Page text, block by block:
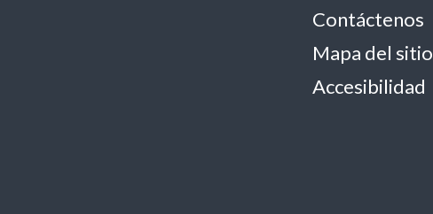
Contáctenos
Mapa del sitio
Accesibilidad